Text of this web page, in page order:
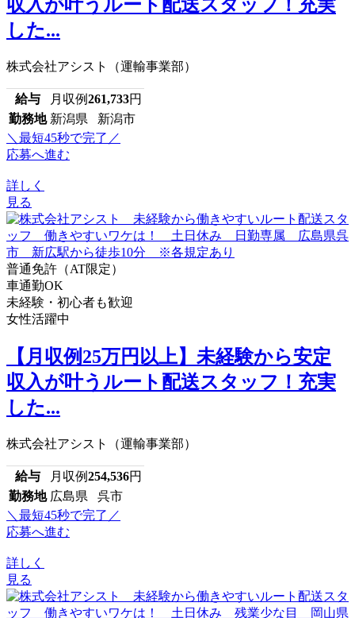
収入が叶うルート配送スタッフ！充実
した...
株式会社アシスト（運輸事業部）
給与 月収例261,733円
勤務地 新潟県 新潟市
＼最短45秒で完了／
応募へ進む
詳しく
見る
普通免許（AT限定）
車通勤OK
未経験・初心者も歓迎
女性活躍中
【月収例25万円以上】未経験から安定
収入が叶うルート配送スタッフ！充実
した...
株式会社アシスト（運輸事業部）
給与 月収例254,536円
勤務地 広島県 呉市
＼最短45秒で完了／
応募へ進む
詳しく
見る